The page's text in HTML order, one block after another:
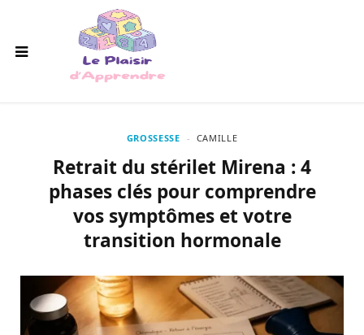
GROSSESSE CAMILLE
Retrait du stérilet Mirena : 4
phases clés pour comprendre
vos symptômes et votre
transition hormonale